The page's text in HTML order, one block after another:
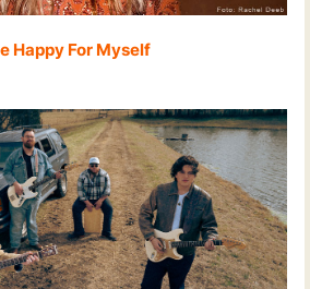
Happy For Myself